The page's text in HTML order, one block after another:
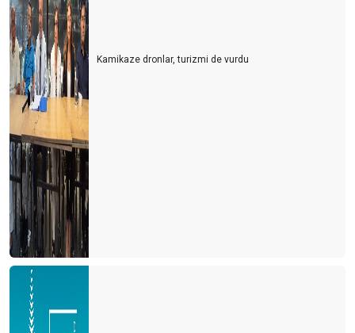
Kur, faiz ve yakıt fiyatlarının turizme etkisi
Bağımsız denetim nasıl olmalı?
TURİZM SEKTÖRÜNDE RATING
KUR RİSKİ YÖNETİMİ VE ALGI-II
KUR RİSKİ YÖNETİMİ VE ALGI-I
YAĞMUR DİNDİ AMA GÜNEŞ HENÜZ AÇMADI
TİCARET SAVAŞLARININ TURİZME ETKİSİ
YENİ BİR KRİZ KAPIMIZDA MI?
DİKİZ AYNASINA BAKARAK ARABA SÜRMEK
TURİZMDE BİTCOİN/KRİPTO PARA OLABİLİR Mİ?
DEĞİŞİMİN AYAK SESLERİ
Kamikaze dronlar, turizmi de vurdu